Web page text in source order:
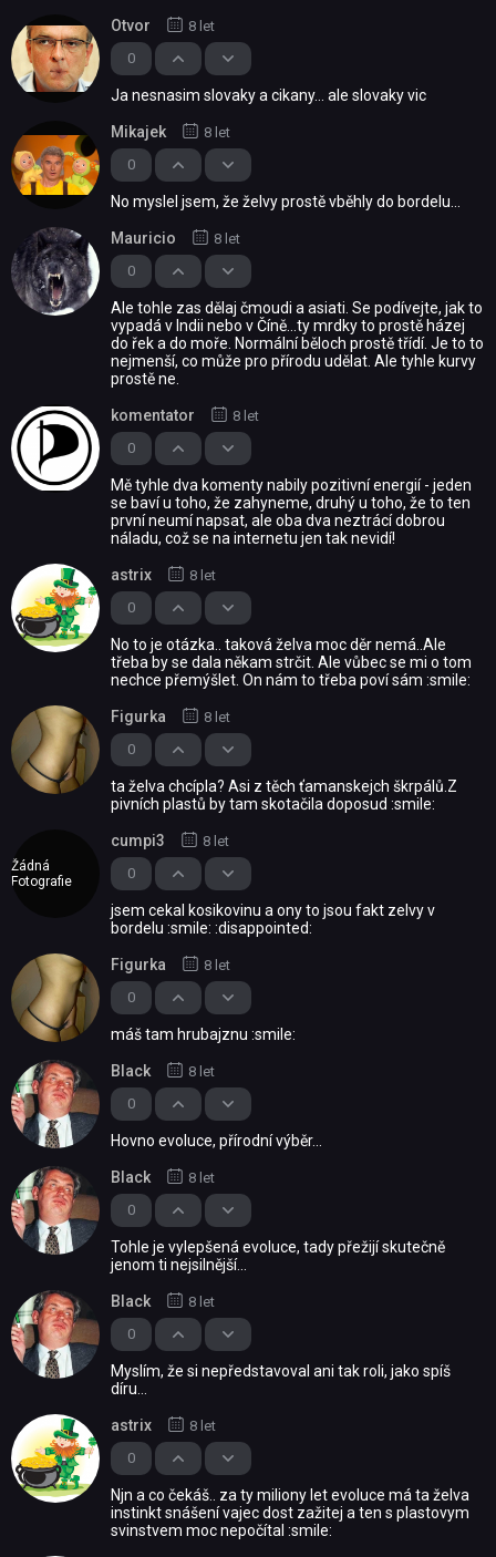
0
Otvor 8 let
Ja nesnasim slovaky a cikany... ale slovaky vic
0
Mikajek 8 let
No myslel jsem, že želvy prostě vběhly do bordelu...
0
Mauricio 8 let
Ale tohle zas dělaj čmoudi a asiati. Se podívejte, jak to
vypadá v Indii nebo v Číně...ty mrdky to prostě házej
do řek a do moře. Normální běloch prostě třídí. Je to to
nejmenší, co může pro přírodu udělat. Ale tyhle kurvy
prostě ne.
0
komentator 8 let
Mě tyhle dva komenty nabily pozitivní energií - jeden
se baví u toho, že zahyneme, druhý u toho, že to ten
první neumí napsat, ale oba dva neztrácí dobrou
náladu, což se na internetu jen tak nevidí!
0
astrix 8 let
No to je otázka.. taková želva moc děr nemá..Ale
třeba by se dala někam strčit. Ale vůbec se mi o tom
nechce přemýšlet. On nám to třeba poví sám :smile:
0
Figurka 8 let
ta želva chcípla? Asi z těch ťamanskejch škrpálů.Z
pivních plastů by tam skotačila doposud :smile:
Žádná
Fotografie
0
cumpi3 8 let
jsem cekal kosikovinu a ony to jsou fakt zelvy v
bordelu :smile: :disappointed:
0
Figurka 8 let
máš tam hrubajznu :smile:
0
Black 8 let
Hovno evoluce, přírodní výběr...
0
Black 8 let
Tohle je vylepšená evoluce, tady přežijí skutečně
jenom ti nejsilnější...
0
Black 8 let
Myslím, že si nepředstavoval ani tak roli, jako spíš
díru...
0
astrix 8 let
Njn a co čekáš.. za ty miliony let evoluce má ta želva
instinkt snášení vajec dost zažitej a ten s plastovym
svinstvem moc nepočítal :smile: